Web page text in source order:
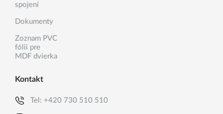
spojení
Dokumenty
Zoznam PVC
fólii pre
MDF dvierka
Kontakt
Tel: +420 730 510 510